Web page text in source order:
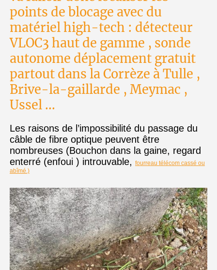
points de blocage avec du
matériel high-tech : détecteur
VLOC3 haut de gamme , sonde
autonome déplacement gratuit
partout dans la Corrèze à Tulle ,
Brive-la-gaillarde , Meymac ,
Ussel ...
Les raisons de l’impossibilité du passage du
câble de fibre optique peuvent être
nombreuses (Bouchon dans la gaine, regard
enterré (enfoui ) introuvable, fourreau télécom cassé ou
abîmé.)